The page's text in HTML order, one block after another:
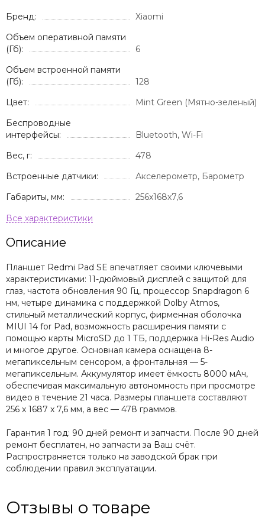
Бренд:
Xiaomi
Объем оперативной памяти
(Гб):
6
Объем встроенной памяти
(Гб):
128
Цвет:
Mint Green (Мятно-зеленый)
Беспроводные
интерфейсы:
Bluetooth, Wi-Fi
Вес, г:
478
Встроенные датчики:
Акселерометр, Барометр
Габариты, мм:
256x168x7,6
Описание
Планшет Redmi Pad SE впечатляет своими ключевыми
характеристиками: 11-дюймовый дисплей с защитой для
глаз, частота обновления 90 Гц, процессор Snapdragon 6
нм, четыре динамика с поддержкой Dolby Atmos,
стильный металлический корпус, фирменная оболочка
MIUI 14 for Pad, возможность расширения памяти с
помощью карты MicroSD до 1 ТБ, поддержка Hi-Res Audio
и многое другое. Основная камера оснащена 8-
мегапиксельным сенсором, а фронтальная — 5-
мегапиксельным. Аккумулятор имеет ёмкость 8000 мАч,
обеспечивая максимальную автономность при просмотре
видео в течение 21 часа. Размеры планшета составляют
256 x 1687 x 7,6 мм, а вес — 478 граммов.
Гарантия 1 год: 90 дней ремонт и запчасти. После 90 дней
ремонт бесплатен, но запчасти за Ваш счёт.
Распространяется только на заводской брак при
соблюдении правил эксплуатации.
Отзывы о товаре